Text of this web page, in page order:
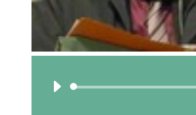
Lecteur